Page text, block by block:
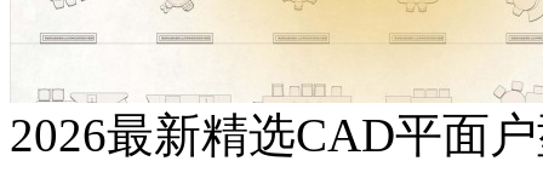
2026最新精选CAD平面